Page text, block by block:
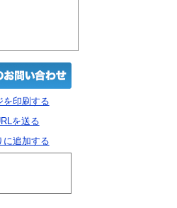
印刷する
を送る
に追加する